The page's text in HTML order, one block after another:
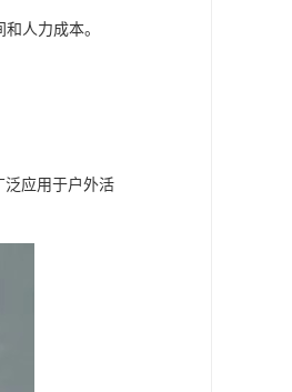
人力成本。
泛应用于户外活